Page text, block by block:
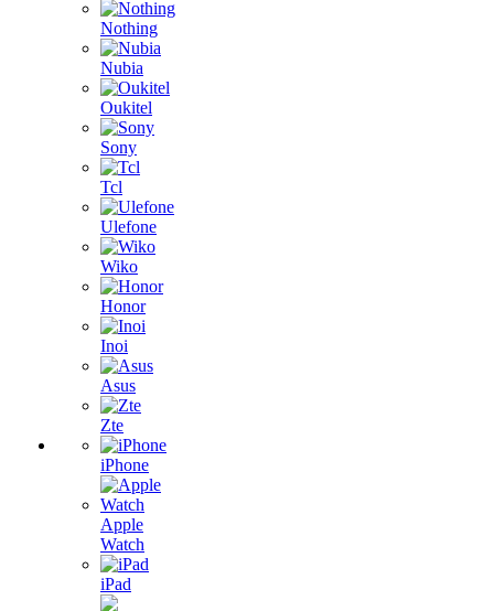
Nothing
Nubia
Oukitel
Sony
Tcl
Ulefone
Wiko
Honor
Inoi
Asus
Zte
iPhone
Apple
Watch
iPad